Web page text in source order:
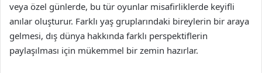
veya özel günlerde, bu tür oyunlar misafirliklerde keyifli
anılar oluşturur. Farklı yaş gruplarındaki bireylerin bir araya
gelmesi, dış dünya hakkında farklı perspektiflerin
paylaşılması için mükemmel bir zemin hazırlar.